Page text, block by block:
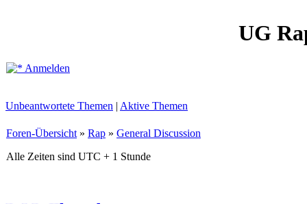
UG
Anmelden
Unbeantwortete Themen | Aktive Themen
Foren-Übersicht » Rap » General Discussion
Alle Zeiten sind UTC + 1 Stunde